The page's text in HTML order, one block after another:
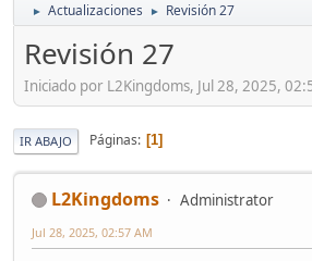
► Actualizaciones ► Revisión 27
Revisión 27
Iniciado por L2Kingdoms, Jul 28, 2025,
IR ABAJO Páginas 1
L2Kingdoms Administrator
Jul 28, 2025, 02:57 AM